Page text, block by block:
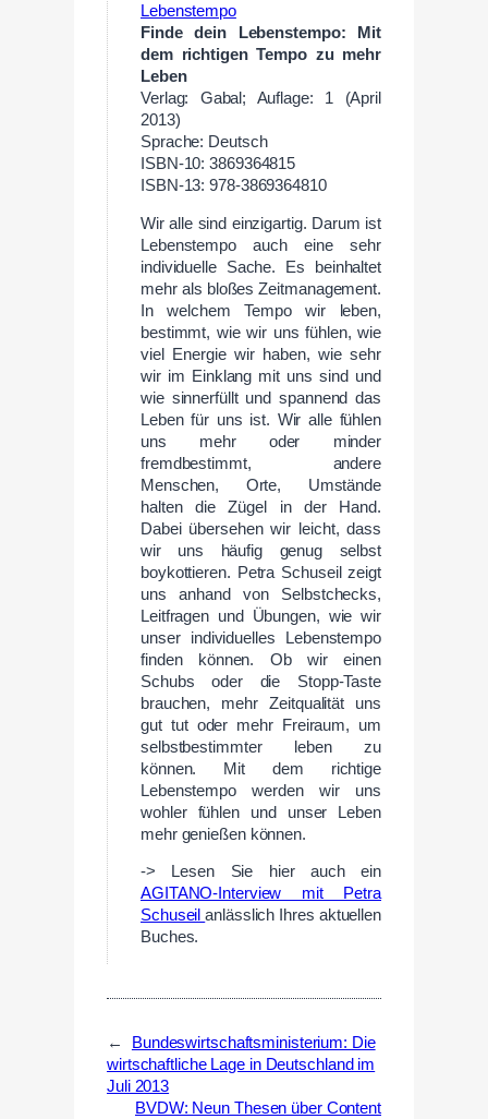
Finde dein Lebenstempo: Mit
dem richtigen Tempo zu mehr
Leben
Verlag: Gabal; Auflage: 1 (April
2013)
Sprache: Deutsch
ISBN-10: 3869364815
ISBN-13: 978-3869364810
Wir alle sind einzigartig. Darum ist
Lebenstempo auch eine sehr
individuelle Sache. Es beinhaltet
mehr als bloßes Zeitmanagement.
In welchem Tempo wir leben,
bestimmt, wie wir uns fühlen, wie
viel Energie wir haben, wie sehr
wir im Einklang mit uns sind und
wie sinnerfüllt und spannend das
Leben für uns ist. Wir alle fühlen
uns mehr oder minder
fremdbestimmt, andere
Menschen, Orte, Umstände
halten die Zügel in der Hand.
Dabei übersehen wir leicht, dass
wir uns häufig genug selbst
boykottieren. Petra Schuseil zeigt
uns anhand von Selbstchecks,
Leitfragen und Übungen, wie wir
unser individuelles Lebenstempo
finden können. Ob wir einen
Schubs oder die Stopp-Taste
brauchen, mehr Zeitqualität uns
gut tut oder mehr Freiraum, um
selbstbestimmter leben zu
können. Mit dem richtige
Lebenstempo werden wir uns
wohler fühlen und unser Leben
mehr genießen können.
-> Lesen Sie hier auch ein
AGITANO-Interview mit Petra
Schuseilanlässlich Ihres aktuellen
Buches.
←
Bundeswirtschaftsministerium: Die
wirtschaftliche Lage in Deutschland im
Juli 2013
BVDW: Neun Thesen über Content